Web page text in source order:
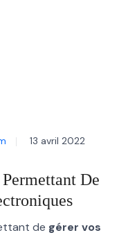
13 avril 2022
De
de gérer vos